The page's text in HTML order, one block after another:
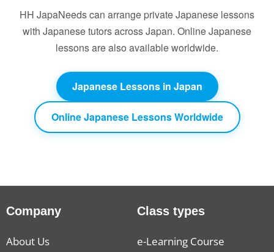
HH JapaNeeds can arrange private Japanese lessons
with Japanese tutors across Japan. Online Japanese
lessons are also available worldwide.
Japanese Lessons in Japan
Online Japanese Lessons Worldwide
Company
About Us
Class types
e-Learning Course